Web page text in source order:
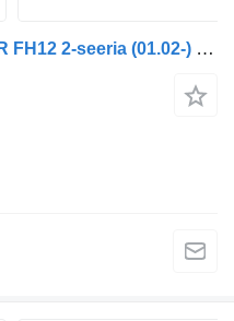
Kit di riparazione HYDROCAR FH12 2-seeria (01.02-) P81V7P10204 per trattore stradale Volvo FH12, FH16, NH12, FH, VNL780 (1993-2014)